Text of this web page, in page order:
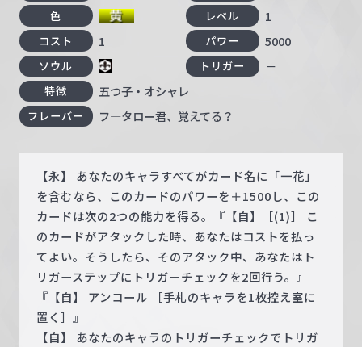
色 レベル 1
コスト 1 パワー 5000
ソウル トリガー －
特徴 五つ子・オシャレ
フレーバー フ―タロー君、覚えてる？
【永】 あなたのキャラすべてがカード名に「一花」
を含むなら、このカードのパワーを＋1500し、この
カードは次の2つの能力を得る。『【自】［(1)］ こ
のカードがアタックした時、あなたはコストを払っ
てよい。そうしたら、そのアタック中、あなたはト
リガーステップにトリガーチェックを2回行う。』
『【自】 アンコール ［手札のキャラを1枚控え室に
置く］』
【自】 あなたのキャラのトリガーチェックでトリガ